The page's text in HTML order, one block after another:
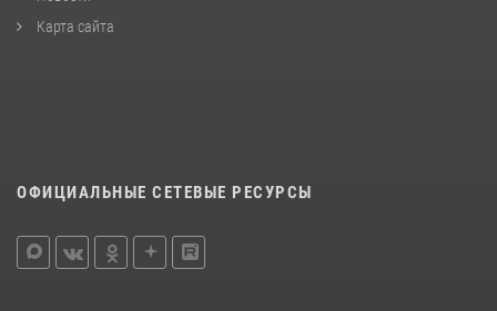
Карта сайта
ОФИЦИАЛЬНЫЕ СЕТЕВЫЕ РЕСУРСЫ